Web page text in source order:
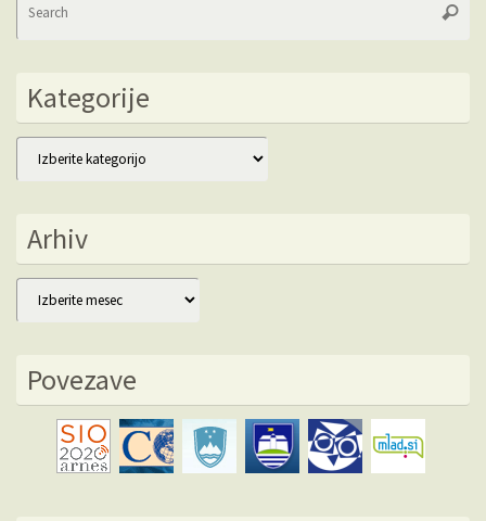
Kategorije
Kategorije
Arhiv
Arhiv
Povezave